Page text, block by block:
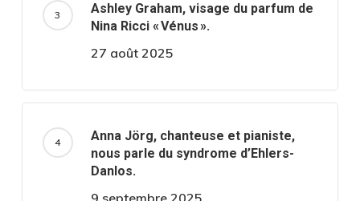
Ashley Graham, visage du parfum de
Nina Ricci « Vénus ».
27 août 2025
Anna Jörg, chanteuse et pianiste,
nous parle du syndrome d’Ehlers-
Danlos.
9 septembre 2025